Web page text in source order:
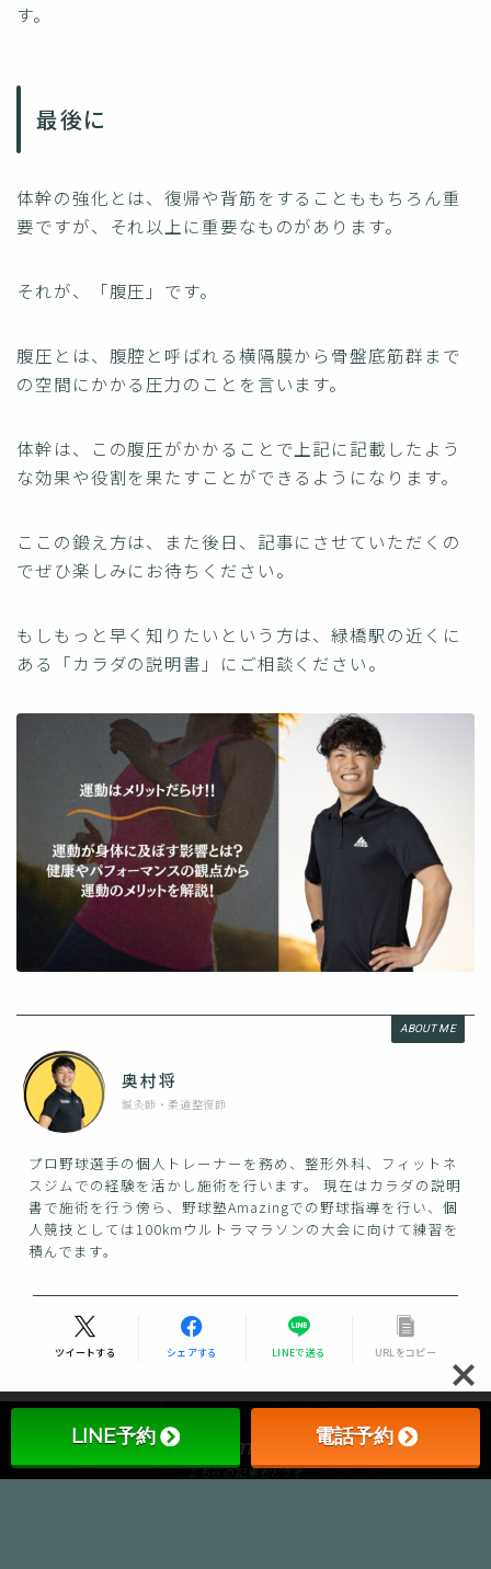
す。
最後に
体幹の強化とは、復帰や背筋をすることももちろん重
要ですが、それ以上に重要なものがあります。
それが、「腹圧」です。
腹圧とは、腹腔と呼ばれる横隔膜から骨盤底筋群まで
の空間にかかる圧力のことを言います。
体幹は、この腹圧がかかることで上記に記載したよう
な効果や役割を果たすことができるようになります。
ここの鍛え方は、また後日、記事にさせていただくの
でぜひ楽しみにお待ちください。
もしもっと早く知りたいという方は、緑橋駅の近くに
ある「カラダの説明書」にご相談ください。
ABOUT ME
奥村将
鍼灸師・柔道整復師
プロ野球選手の個人トレーナーを務め、整形外科、フィットネ
スジムでの経験を活かし施術を行います。 現在はカラダの説明
書で施術を行う傍ら、野球塾Amazingでの野球指導を行い、個
人競技としては100kmウルトラマラソンの大会に向けて練習を
積んでます。
ツイートする シェアする LINEで送る URLをコピー
Recommend
こちらの記事もどうぞ
LINE予約 電話予約